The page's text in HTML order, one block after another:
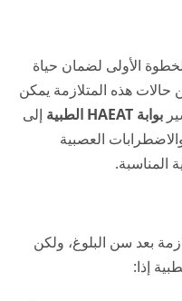
الأولى لضمان حياة
هذه المتلازمة يمكن
بوابة HAEAT الطبية
إلى
العصبية
المناسبة.
بعد سن البلوغ، ولكن
إذا: